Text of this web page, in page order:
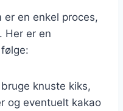
er en enkel proces,
Her er en
knuste kiks,
og eventuelt kakao